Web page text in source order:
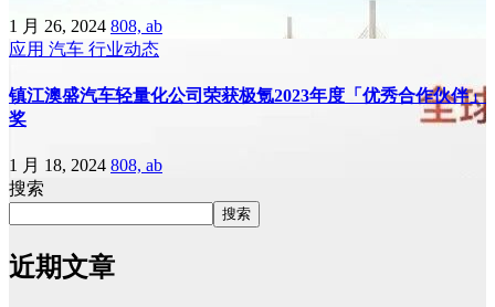
1 月 26, 2024 808, ab
应用 汽车 行业动态
镇江澳盛汽车轻量化公司荣获极氪2023年度「优秀合作伙伴」
奖
1 月 18, 2024 808, ab
搜索
搜索
近期文章